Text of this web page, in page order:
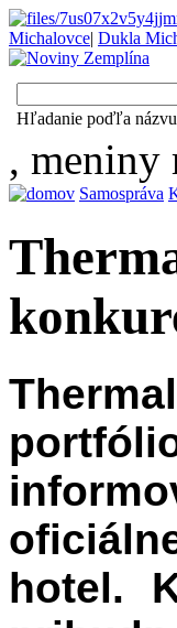
Michalovce| Dukla
Hľadanie poďľa názvu
, meniny
Samospráva
hotel.